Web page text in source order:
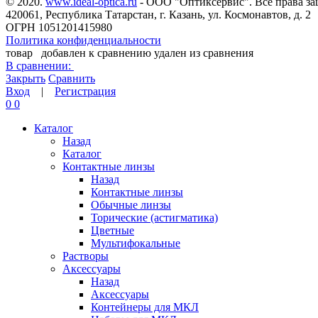
420061, Республика Татарстан, г. Казань, ул. Космонавтов, д. 2
ОГРН 1051201415980
Политика конфиденциальности
товар
добавлен к сравнению удален из сравнения
В сравнении:
Закрыть Сравнить
Вход | Регистрация
0 0
Каталог
Назад
Каталог
Контактные линзы
Назад
Контактные линзы
Обычные линзы
Торические (астигматика)
Цветные
Мультифокальные
Растворы
Аксессуары
Назад
Аксессуары
Контейнеры для МКЛ